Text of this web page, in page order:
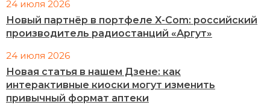
24 июля 2026
Новый партнёр в портфеле X-Com: российский
производитель радиостанций «Аргут»
24 июля 2026
Новая статья в нашем Дзене: как
интерактивные киоски могут изменить
привычный формат аптеки